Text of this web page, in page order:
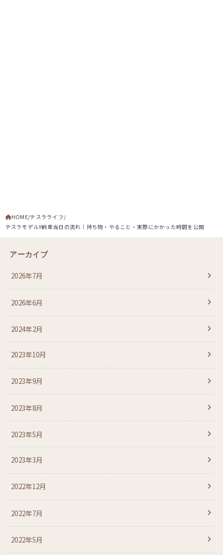
HOME テスラライフ
テスラモデルY納車当日の流れ｜持ち物・やること・実際にかかった時間を公開
アーカイブ
2026年7月
2026年6月
2024年2月
2023年10月
2023年9月
2023年8月
2023年5月
2023年3月
2022年12月
2022年7月
2022年5月